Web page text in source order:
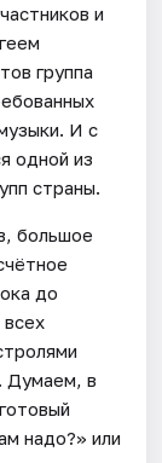
и
группа
И с
одной из
страны.
большое
до
всех
Думаем, в
надо?» или